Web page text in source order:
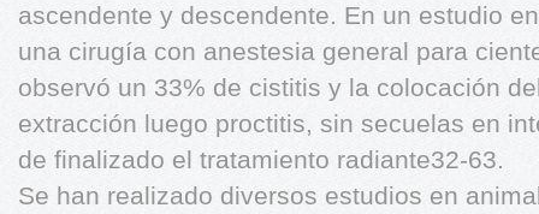
ascendente y descendente. En un estudio
una cirugía con anestesia general para
observó un 33% de cistitis y la colocación
extracción luego proctitis, sin secuelas en
de finalizado el tratamiento radiante32-63.
Se han realizado diversos estudios en